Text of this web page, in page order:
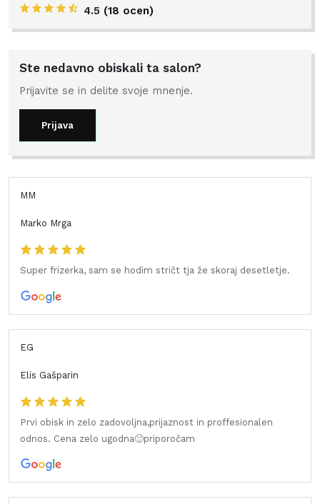
4.5 (18 ocen)
Ste nedavno obiskali ta salon?
Prijavite se in delite svoje mnenje.
Prijava
MM
Marko Mrga
Super frizerka, sam se hodim stričt tja že skoraj desetletje.
EG
Elis Gašparin
Prvi obisk in zelo zadovoljna,prijaznost in proffesionalen
odnos. Cena zelo ugodna🙂priporočam